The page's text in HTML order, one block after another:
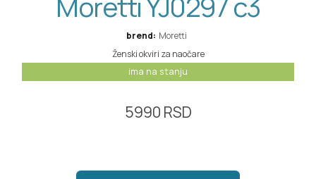
brend: Moretti
Ženski okviri za naočare
5990 RSD